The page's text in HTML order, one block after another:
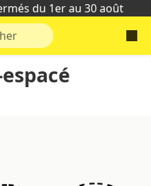
du 1er au 30 août